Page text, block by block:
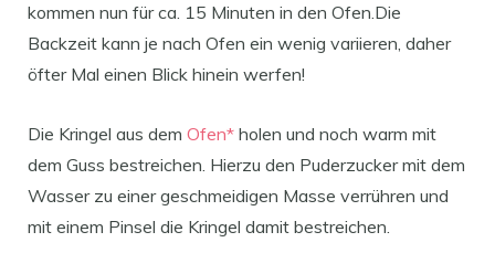
kommen nun für ca. 15 Minuten in den Ofen.Die
Backzeit kann je nach Ofen ein wenig variieren, daher
öfter Mal einen Blick hinein werfen!
Die Kringel aus dem Ofen* holen und noch warm mit
dem Guss bestreichen. Hierzu den Puderzucker mit dem
Wasser zu einer geschmeidigen Masse verrühren und
mit einem Pinsel die Kringel damit bestreichen.